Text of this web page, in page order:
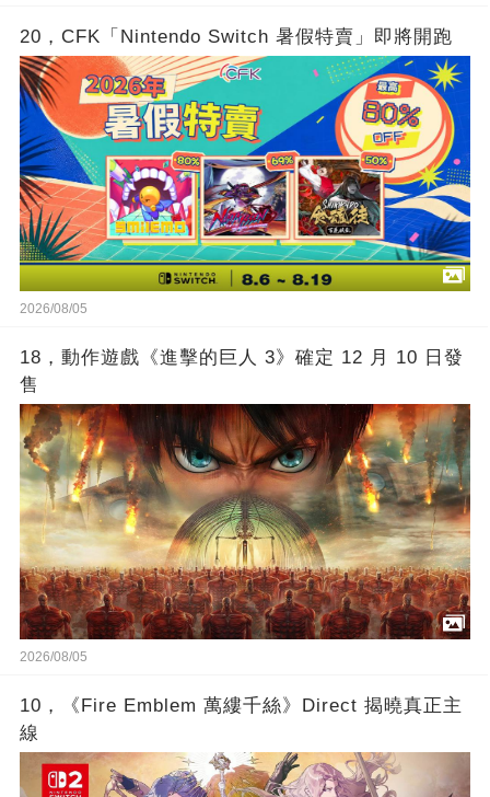
20，CFK「Nintendo Switch 暑假特賣」即將開跑
2026/08/05
18，動作遊戲《進擊的巨人 3》確定 12 月 10 日發
售
2026/08/05
10，《Fire Emblem 萬縷千絲》Direct 揭曉真正主
線